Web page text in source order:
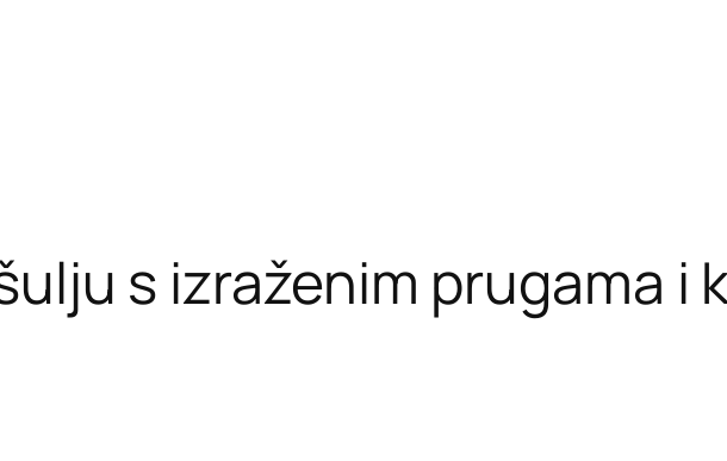
s izraženim prugama i